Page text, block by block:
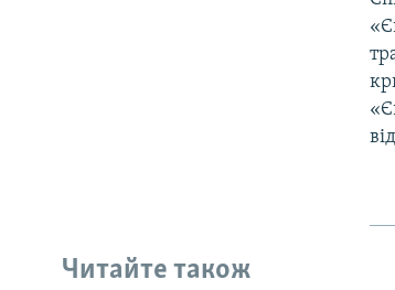
Читайте також